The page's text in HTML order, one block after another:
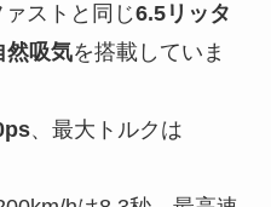
ストと同じ6.5リッタ
然吸気を搭載していま
、最大トルクは